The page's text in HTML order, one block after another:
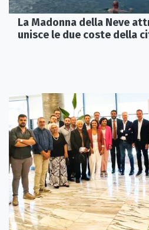
La Madonna della Neve
unisce le due coste della